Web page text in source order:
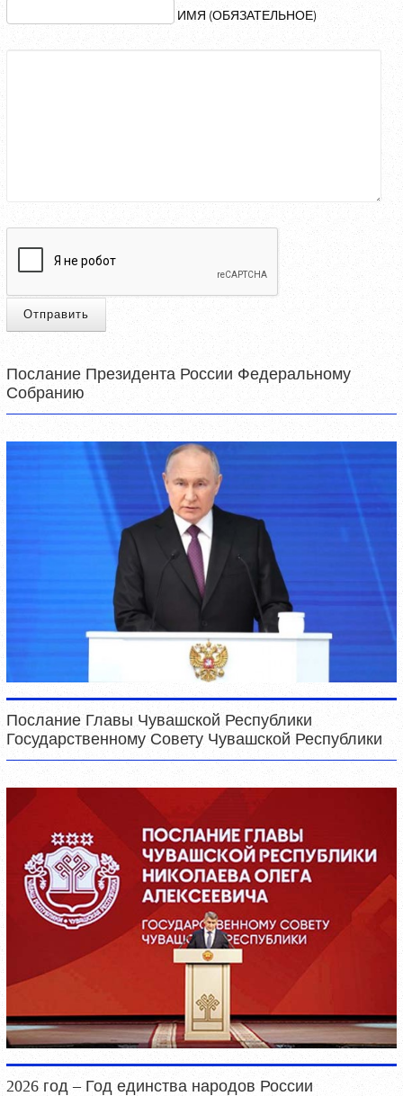
ИМЯ (ОБЯЗАТЕЛЬНОЕ)
Отправить
Послание Президента России Федеральному
Собранию
Послание Главы Чувашской Республики
Государственному Совету Чувашской Республики
2026 год – Год единства народов России